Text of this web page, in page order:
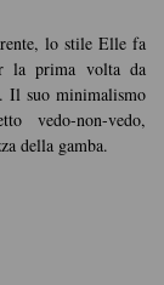
lo stile Elle fa
la prima volta da
Il suo minimalismo
vedo-non-vedo,
della gamba.